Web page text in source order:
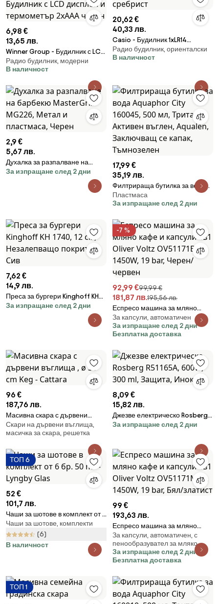
6,98 €
13,65 лв.
Winner Group - Будилник с LCD
дисплей и термометър 2xAAA
черен
Радио будилник, модерни
В наличност
20,62 €
40,33 лв.
Casio - Будилник 1xLR14
сребрист
Радио будилник, ориенталски
В наличност
2,9 €
5,67 лв.
Духалка за разпалване на
барбекю MasterGrill MG226,
Метал и пластмаса, Черен
За изпращане след 2 дни
17,99 €
35,19 лв.
Филтрираща бутилка за вода
Aquaphor City 160045, 500 мл,
Тритан, Активен въглен,
Тъмнозелен
Пластмаса
За изпращане след 2 дни
7,62 €
14,9 лв.
Преса за бургери Kinghoff KH
1740, 12 см, Незалепващо
За изпращане след 2 дни
-7 %
92,99 €99,99 €
181,87 лв.195,56 лв.
Еспресо машина за мляно
кафе и капсули 8в1 Oliver Voltz
OV51171B5, 1450W, 19 bar,
Черен/червен
За капсули, автоматичен
За изпращане след 2 дни
Безплатна доставка
96 €
187,76 лв.
Масивна скара с дървени
въглища , ø 30 cm Keg -
Cattara
Скари на дървени въглища,
масичка за скара, решетка
8,09 €
15,82 лв.
Джезве електрическо Rosberg
R51165A, 600W, 300 ml, Защита,
За изпращане след 2 дни
ТОП 6
52 €
101,7 лв.
Чаши за шотове в комплект от 6
бр. 50 ml – Lyngby Glas
Чаши за шотове, комплекти
(6)
В наличност
99 €
193,63 лв.
Еспресо машина за мляно
кафе и капсули 8в1 Oliver Voltz
OV51171M8R, 1450W, 19 bar, Бял/
златист
За капсули, автоматичен, с
пенообразувател за мляко
За изпращане след 2 дни
Безплатна доставка
ТОП 1